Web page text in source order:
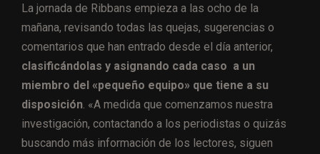
La jornada de Ribbans empieza a las ocho de la
mañana, revisando todas las quejas, sugerencias o
comentarios que han entrado desde el día anterior,
clasificándolas y asignando cada caso a un
miembro del «pequeño equipo» que tiene a su
disposición . «A medida que comenzamos nuestra
investigación, contactando a los periodistas o quizás
buscando más información de los lectores, siguen